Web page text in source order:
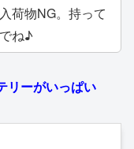
荷物NG。持って
ね♪
リーがいっぱい